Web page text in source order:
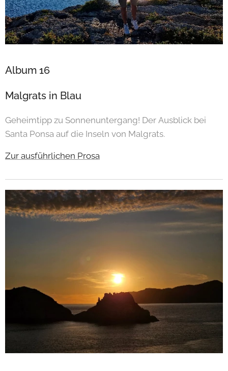
Album 16
Malgrats in Blau
Geheimtipp zu Sonnenuntergang! Der Ausblick bei
Santa Ponsa auf die Inseln von Malgrats.
Zur ausführlichen Prosa